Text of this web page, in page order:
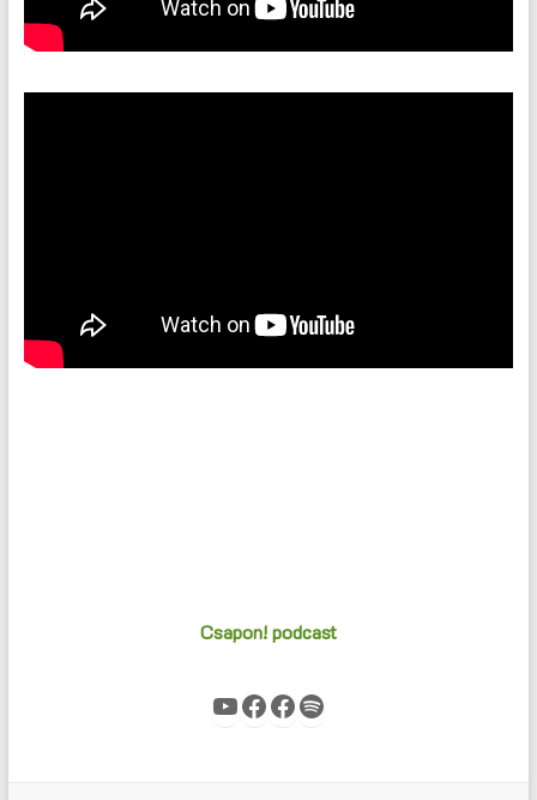
Csapon! podcast
YouTube
Facebook
Facebook
Spotify